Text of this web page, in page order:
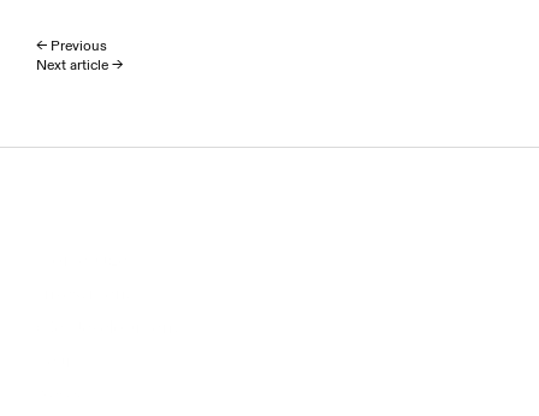
← Previous
Next article →